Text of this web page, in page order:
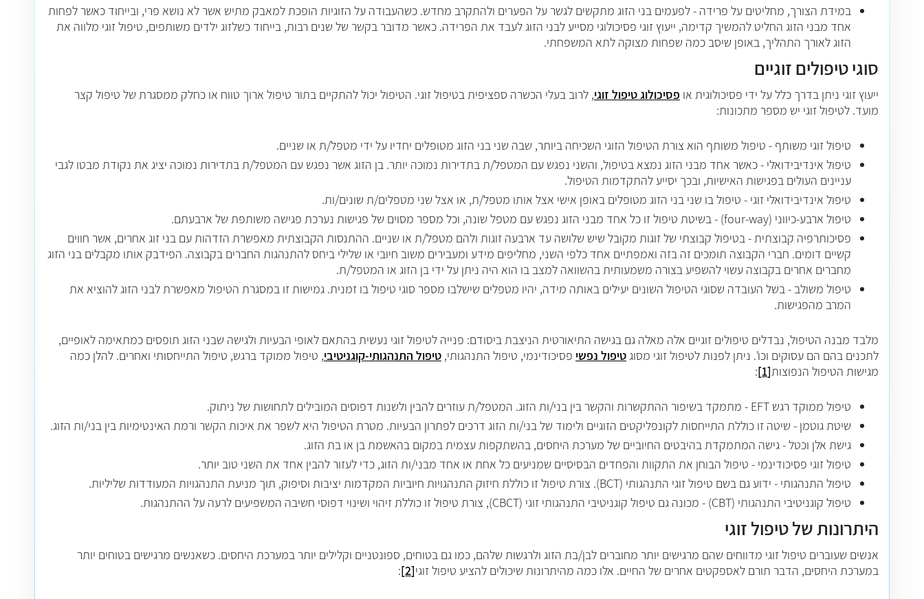
במידת הצורך, מחליטים על פרידה - לפעמים בני הזוג מתקשים לגשר על הפערים ולהתקרב מחדש. כשהעבודה על הזוגיות הופכת למאבק מתיש אשר לא נושא פרי, ובייחוד כאשר לפחות
אחד מבני הזוג החליט להמשיך קדימה, ייעוץ זוגי פסיכולוגי מסייע לבני הזוג לעבד את הפרידה. כאשר מדובר בקשר של שנים רבות, בייחוד כשלזוג ילדים משותפים, טיפול זוגי מלווה את
הזוג לאורך התהליך, באופן שיסב כמה שפחות מצוקה לתא המשפחתי.
סוגי טיפולים זוגיים
ייעוץ זוגי ניתן בדרך כלל על ידי פסיכולוגית או פסיכולוג טיפול זוגי, לרוב בעלי הכשרה ספציפית בטיפול זוגי. הטיפול יכול להתקיים בתור טיפול ארוך טווח או כחלק ממסגרת של טיפול קצר
מועד. לטיפול זוגי יש מספר מתכונות:
טיפול זוגי משותף - טיפול משותף הוא צורת הטיפול הזוגי השכיחה ביותר, שבה שני בני הזוג מטופלים יחדיו על ידי מטפל/ת או שניים.
טיפול אינדיבידואלי - כאשר אחד מבני הזוג נמצא בטיפול, והשני נפגש עם המטפל/ת בתדירות נמוכה יותר. בן הזוג אשר נפגש עם המטפל/ת בתדירות נמוכה יציג את נקודת מבטו לגבי
עניינים העולים בפגישות האישיות, ובכך יסייע להתקדמות הטיפול.
טיפול אינדיבידואלי זוגי - טיפול בו שני בני הזוג מטופלים באופן אישי אצל אותו מטפל/ת, או אצל שני מטפלים/ת שונים/ות.
טיפול ארבע-כיווני (four-way) - בשיטת טיפול זו כל אחד מבני הזוג נפגש עם מטפל שונה, וכל מספר מסוים של פגישות נערכת פגישה משותפת של ארבעתם.
פסיכותרפיה קבוצתית - בטיפול קבוצתי של זוגות מקובל שיש שלושה עד ארבעה זוגות ולהם מטפל/ת או שניים. ההתנסות הקבוצתית מאפשרת הזדהות עם בני זוג אחרים, אשר חווים
קשיים דומים. חברי הקבוצה תומכים זה בזה ואמפתיים אחד כלפי השני, מחליפים מידע ומעבירים משוב חיובי או שלילי ביחס להתנהגות החברים בקבוצה. הפידבק אותו מקבלים בני הזוג
מחברים אחרים בקבוצה עשוי להשפיע בצורה משמעותית בהשוואה למצב בו הוא היה ניתן על ידי בן הזוג או המטפל/ת.
טיפול משולב - בשל העובדה שסוגי הטיפול השונים יעילים באותה מידה, יהיו מטפלים שישלבו מספר סוגי טיפול בו זמנית. גמישות זו במסגרת הטיפול מאפשרת לבני הזוג להוציא את
המרב מהפגישות.
מלבד מבנה הטיפול, נבדלים טיפולים זוגיים אלה מאלה גם בגישה התיאורטית הניצבת ביסודם: פנייה לטיפול זוגי נעשית בהתאם לאופי הבעיות ולגישה שבני הזוג תופסים כמתאימה לאופיים,
לתכנים בהם הם עסוקים וכו'. ניתן לפנות לטיפול זוגי מסוגטיפול נפשי פסיכודינמי, טיפול התנהגותי, טיפול התנהגותי-קוגניטיבי, טיפול ממוקד ברגש, טיפול התייחסותי ואחרים. להלן כמה
מגישות הטיפול הנפוצות[1]
:
טיפול ממוקד רגש EFT - מתמקד בשיפור ההתקשרות והקשר בין בני/ות הזוג. המטפל/ת עוזרים להבין ולשנות דפוסים המובילים לתחושות של ניתוק.
שיטת גוטמן - שיטה זו כוללת התייחסות לקונפליקטים הזוגיים ולימוד של בני/ות הזוג דרכים לפתרון הבעיות. מטרת הטיפול היא לשפר את איכות הקשר ורמת האינטימיות בין בני/ות הזוג.
גישת אלן וכטל - גישה המתמקדת בהיבטים החיוביים של מערכת היחסים, בהשתקפות עצמית במקום בהאשמת בן או בת הזוג.
טיפול זוגי פסיכודינמי - טיפול הבוחן את התקוות והפחדים הבסיסיים שמניעים כל אחת או אחד מבני/ות הזוג, כדי לעזור להבין אחד את השני טוב יותר.
טיפול התנהגותי - ידוע גם בשם טיפול זוגי התנהגותי (BCT). צורת טיפול זו כוללת חיזוק התנהגויות חיוביות המקדמות יציבות וסיפוק, תוך מניעת התנהגויות המעודדות שליליות.
טיפול קוגניטיבי התנהגותי (CBT) - מכונה גם טיפול קוגניטיבי התנהגותי זוגי (CBCT), צורת טיפול זו כוללת זיהוי ושינוי דפוסי חשיבה המשפיעים לרעה על ההתנהגות.
היתרונות של טיפול זוגי
אנשים שעוברים טיפול זוגי מדווחים שהם מרגישים יותר מחוברים לבן/בת הזוג ולרגשות שלהם, כמו גם בטוחים, ספונטניים וקלילים יותר במערכת היחסים. כשאנשים מרגישים בטוחים יותר
במערכת היחסים, הדבר תורם לאספקטים אחרים של החיים. אלו כמה מהיתרונות שיכולים להציע טיפול זוגי[2]
: